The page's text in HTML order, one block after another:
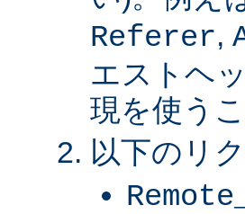
Referer,
エストヘ
現を使う
以下のリ